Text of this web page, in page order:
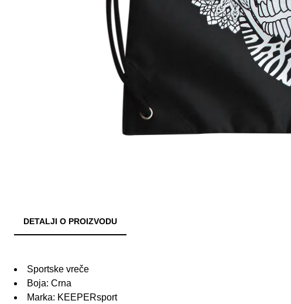
DETALJI O PROIZVODU
Sportske vreče
Boja: Crna
Marka: KEEPERsport